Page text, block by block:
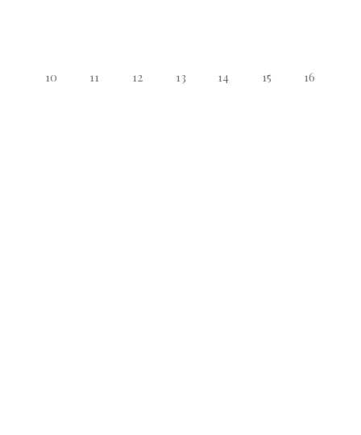
10 11 12 13 14 15 16